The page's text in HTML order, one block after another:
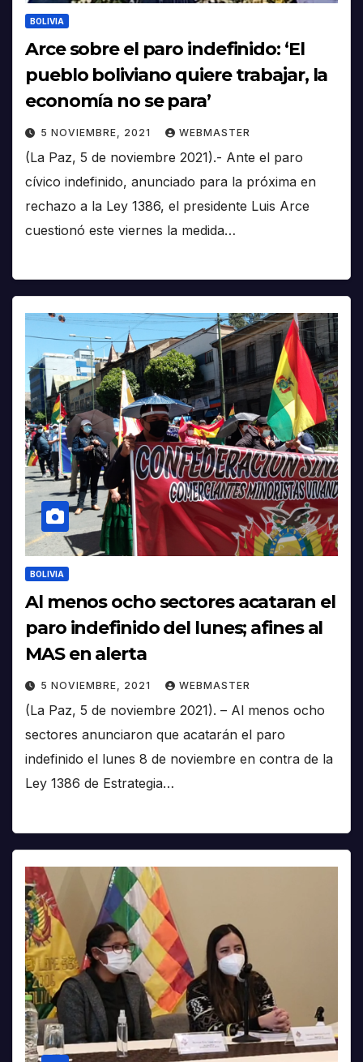
BOLIVIA
Arce sobre el paro indefinido: ‘El
pueblo boliviano quiere trabajar, la
economía no se para’
5 NOVIEMBRE, 2021 WEBMASTER
(La Paz, 5 de noviembre 2021).- Ante el paro
cívico indefinido, anunciado para la próxima en
rechazo a la Ley 1386, el presidente Luis Arce
cuestionó este viernes la medida…
BOLIVIA
Al menos ocho sectores acataran el
paro indefinido del lunes; afines al
MAS en alerta
5 NOVIEMBRE, 2021 WEBMASTER
(La Paz, 5 de noviembre 2021). – Al menos ocho
sectores anunciaron que acatarán el paro
indefinido el lunes 8 de noviembre en contra de la
Ley 1386 de Estrategia…